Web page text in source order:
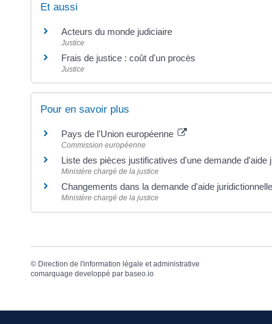
Et aussi
Acteurs du monde judiciaire
Justice
Frais de justice : coût d'un procès
Justice
Pour en savoir plus
Pays de l'Union européenne
Commission européenne
Liste des pièces justificatives d'une demande d'aide
Ministère chargé de la justice
Changements dans la demande d'aide
Ministère chargé de la justice
© Direction de l'information légale et administrative
comarquage developpé par baseo.io